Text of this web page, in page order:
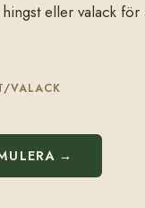
eller valack
VALACK
→